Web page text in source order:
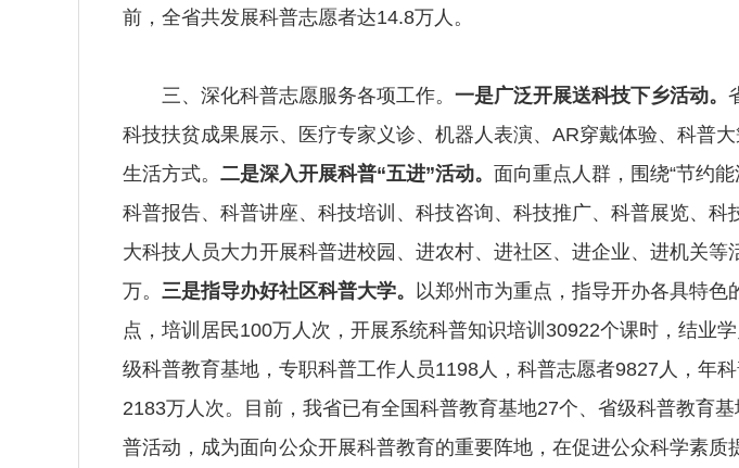
前，全省共发展科普志愿者达14.8万人。
三、深化科普志愿服务各项工作。 一是广泛开展送科技下乡活动。
科技扶贫成果展示、医疗专家义诊、机器人表演、AR穿戴体验、科普
生活方式。 二是深入开展科普“五进”活动。 面向重点人群，围绕“节约
科普报告、科普讲座、科技培训、科技咨询、科技推广、科普展览、
大科技人员大力开展科普进校园、进农村、进社区、进企业、进机关
万。 三是指导办好社区科普大学。
以郑州市为重点，指导开办各具特
点，培训居民100万人次，开展系统科普知识培训30922个课时，结业学
级科普教育基地，专职科普工作人员1198人，科普志愿者9827人，年
2183万人次。目前，我省已有全国科普教育基地27个、省级科普教育
普活动，成为面向公众开展科普教育的重要阵地，在促进公众科学素质